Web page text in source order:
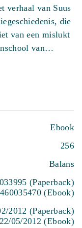
verhaal van Suus
die
van een mislukt
van…
Ebook
256
Balans
(Paperback)
(Ebook)
2012 (Paperback)
22/05/2012 (Ebook)